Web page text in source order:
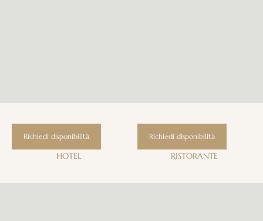
Richiedi disponibilità
HOTEL
Richiedi disponibilità
RISTORANTE